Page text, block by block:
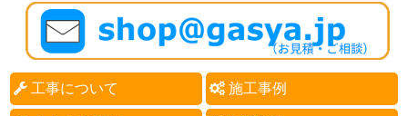
工事について 施工事例